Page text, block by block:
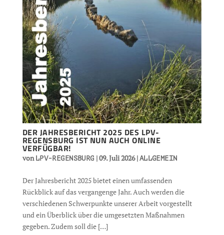
DER JAHRESBERICHT 2025 DES LPV-
REGENSBURG IST NUN AUCH ONLINE
VERFÜGBAR!
von LPV-REGENSBURG |09. Juli 2026| ALLGEMEIN
Der Jahresbericht 2025 bietet einen umfassenden
Rückblick auf das vergangenge Jahr. Auch werden die
verschiedenen Schwerpunkte unserer Arbeit vorgestellt
und ein Überblick über die umgesetzten Maßnahmen
gegeben. Zudem soll die […]